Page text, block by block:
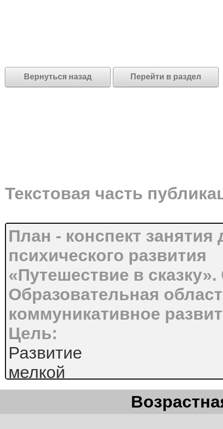
Вернуться назад Перейти в раздел
Текстовая часть
План - конспект
психического развития
«Путешествие в
Образовательная
коммуникативное
Цель:
Развитие
мелкой
моторики